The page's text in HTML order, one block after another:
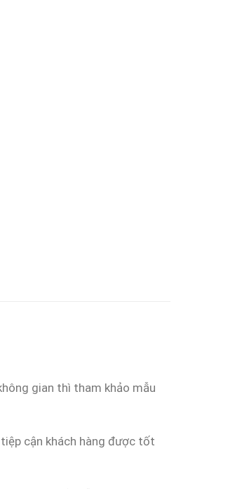
gian thì tham khảo mẫu
cận khách hàng được tốt